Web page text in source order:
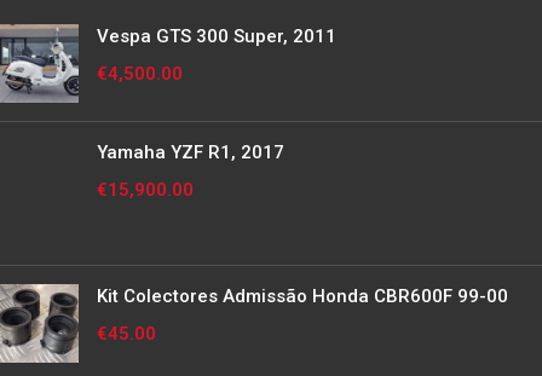
Vespa GTS 300 Super, 2011
€4,500.00
Yamaha YZF R1, 2017
€15,900.00
Kit Colectores Admissão Honda CBR600F 99-00
€45.00